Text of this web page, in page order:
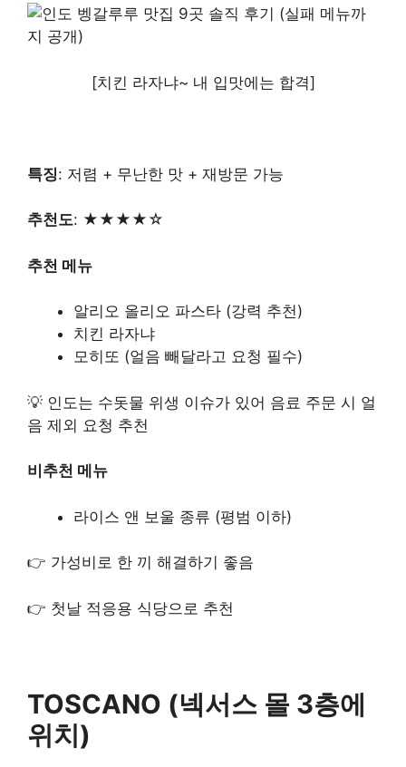
[치킨 라자냐~ 내 입맛에는 합격]
특징: 저렴 + 무난한 맛 + 재방문 가능
추천도: ★★★★☆
추천 메뉴
알리오 올리오 파스타 (강력 추천)
치킨 라자냐
모히또 (얼음 빼달라고 요청 필수)
💡 인도는 수돗물 위생 이슈가 있어 음료 주문 시 얼
음 제외 요청 추천
비추천 메뉴
라이스 앤 보울 종류 (평범 이하)
👉 가성비로 한 끼 해결하기 좋음
👉 첫날 적응용 식당으로 추천
TOSCANO (넥서스 몰 3층에
위치)